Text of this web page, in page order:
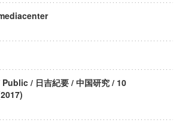
Public / 日吉紀要 / 中国研究 / 10